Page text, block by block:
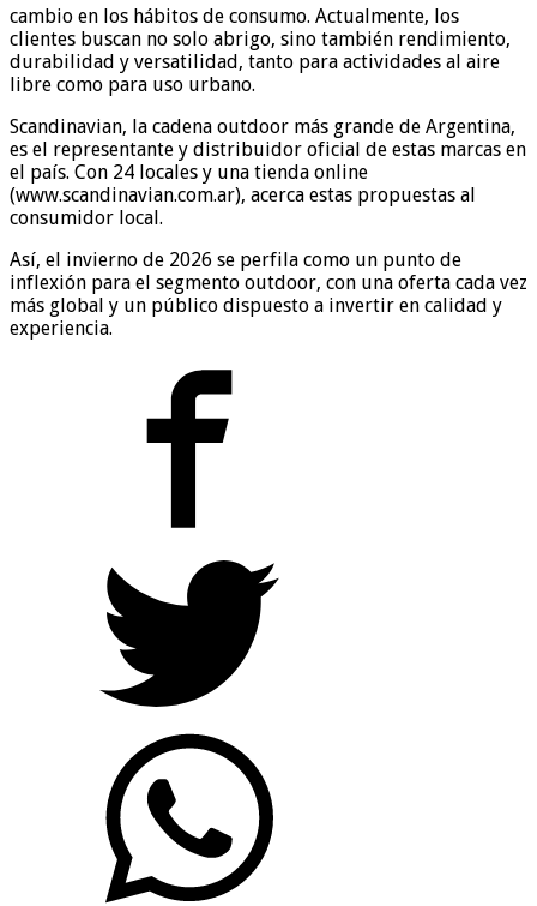
cambio en los hábitos de consumo. Actualmente, los
clientes buscan no solo abrigo, sino también rendimiento,
durabilidad y versatilidad, tanto para actividades al aire
libre como para uso urbano.
Scandinavian, la cadena outdoor más grande de Argentina,
es el representante y distribuidor oficial de estas marcas en
el país. Con 24 locales y una tienda online
(www.scandinavian.com.ar), acerca estas propuestas al
consumidor local.
Así, el invierno de 2026 se perfila como un punto de
inflexión para el segmento outdoor, con una oferta cada vez
más global y un público dispuesto a invertir en calidad y
experiencia.